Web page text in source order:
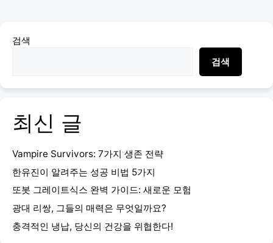
검색
검색
최신 글
Vampire Survivors: 7가지 생존 전략
한유진이 알려주는 성공 비법 5가지
또봇 그레이트식스 완벽 가이드: 새로운 모험
광대 리쌍, 그들의 매력은 무엇일까요?
충격적인 냉납, 당신의 건강을 위협한다!